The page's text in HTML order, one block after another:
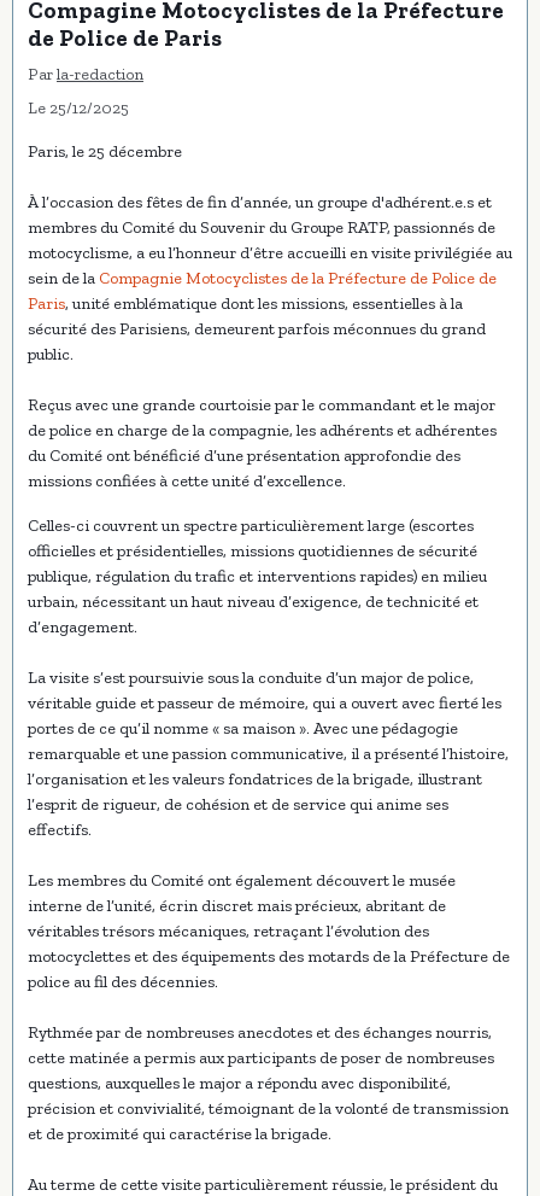
Compagine Motocyclistes de la Préfecture
de Police de Paris
Parla-redaction
Le 25/12/2025
Paris, le 25 décembre
À l’occasion des fêtes de fin d’année, un groupe d'adhérent.e.s et
membres du Comité du Souvenir du Groupe RATP, passionnés de
motocyclisme, a eu l’honneur d’être accueilli en visite privilégiée au
sein de la Compagnie Motocyclistes de la Préfecture de Police de
Paris, unité emblématique dont les missions, essentielles à la
sécurité des Parisiens, demeurent parfois méconnues du grand
public.
Reçus avec une grande courtoisie par le commandant et le major
de police en charge de la compagnie, les adhérents et adhérentes
du Comité ont bénéficié d’une présentation approfondie des
missions confiées à cette unité d’excellence.
Celles-ci couvrent un spectre particulièrement large (escortes
officielles et présidentielles, missions quotidiennes de sécurité
publique, régulation du trafic et interventions rapides) en milieu
urbain, nécessitant un haut niveau d’exigence, de technicité et
d’engagement.
La visite s’est poursuivie sous la conduite d’un major de police,
véritable guide et passeur de mémoire, qui a ouvert avec fierté les
portes de ce qu’il nomme « sa maison ». Avec une pédagogie
remarquable et une passion communicative, il a présenté l’histoire,
l’organisation et les valeurs fondatrices de la brigade, illustrant
l’esprit de rigueur, de cohésion et de service qui anime ses
effectifs.
Les membres du Comité ont également découvert le musée
interne de l’unité, écrin discret mais précieux, abritant de
véritables trésors mécaniques, retraçant l’évolution des
motocyclettes et des équipements des motards de la Préfecture de
police au fil des décennies.
Rythmée par de nombreuses anecdotes et des échanges nourris,
cette matinée a permis aux participants de poser de nombreuses
questions, auxquelles le major a répondu avec disponibilité,
précision et convivialité, témoignant de la volonté de transmission
et de proximité qui caractérise la brigade.
Au terme de cette visite particulièrement réussie, le président du